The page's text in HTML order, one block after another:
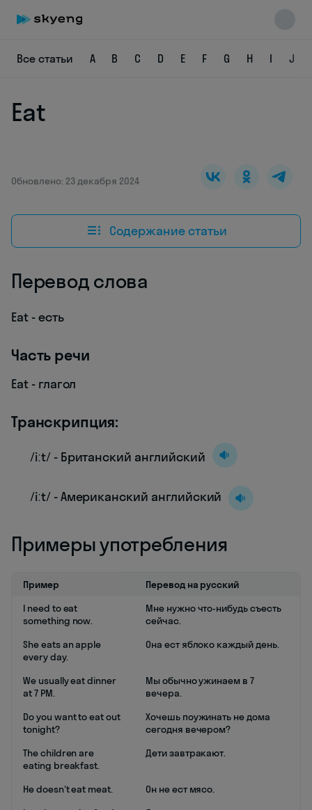
Все статьи A B C D E F G H I J
Eat
Обновлено: 23 декабря 2024
Содержание статьи
Перевод слова
Eat - есть
Часть речи
Eat - глагол
Транскрипция:
/iːt/ - Британский английский
/iːt/ - Американский английский
Примеры употребления
Пример
Перевод на русский
I need to eat
something now.
Мне нужно что-нибудь съесть
сейчас.
She eats an apple
every day.
Она ест яблоко каждый день.
We usually eat dinner
at 7 PM.
Мы обычно ужинаем в 7
вечера.
Do you want to eat out
tonight?
Хочешь поужинать не дома
сегодня вечером?
The children are
eating breakfast.
Дети завтракают.
He doesn't eat meat.
Он не ест мясо.
Skyeng Chat